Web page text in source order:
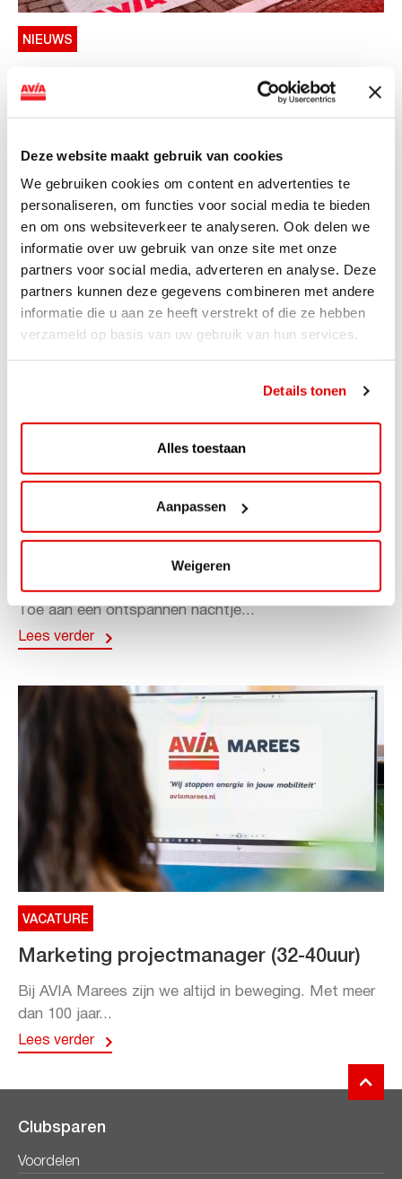
Deze website maakt gebruik van cookies
We gebruiken cookies om content en advertenties te
personaliseren, om functies voor social media te bieden
en om ons websiteverkeer te analyseren. Ook delen we
informatie over uw gebruik van onze site met onze
partners voor social media, adverteren en analyse. Deze
partners kunnen deze gegevens combineren met andere
informatie die u aan ze heeft verstrekt of die ze hebben
verzameld op basis van uw gebruik van hun services.
Details tonen
Alles toestaan
Aanpassen
Weigeren
NIEUWS
AVIA VOLT en Fletcher Hotels starten
landelijke uitrol van DC-
AVIA VOLT en Fletcher Hotels starten landelijke uitrol
van DC-snellaadinfrastructuur AVIA VOLT en...
Lees verder
ViaAVIA Super Deal: 20% korting bij
ViaAVIA Super Deal: €25 korting bij ViaLuxury Hotels
Toe aan een ontspannen nachtje...
Lees verder
VACATURE
Marketing projectmanager (32-40uur)
Bij AVIA Marees zijn we altijd in beweging. Met meer
dan 100 jaar...
Lees verder
Clubsparen
Voordelen